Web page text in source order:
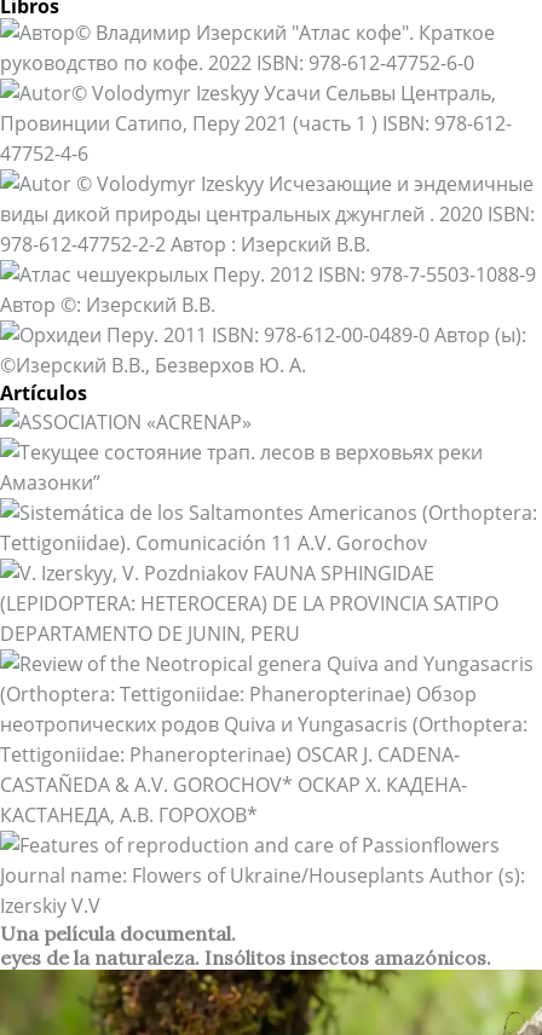
Libros
Artículos
Una película documental.
eyes de la naturaleza. Insólitos insectos amazónicos.